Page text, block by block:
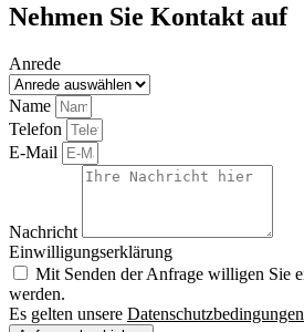
Nehmen Sie Kontakt auf
Anrede
Name
Telefon
E-Mail
Nachricht
Einwilligungserklärung
Mit Senden der Anfrage willigen Sie
werden.
Es gelten unsere Datenschutzbedingungen